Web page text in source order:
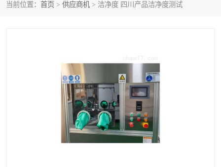
当前位置： 首页 > 供应商机 > 洁净度 四川产品洁净度测试
可靠性检测 产品检测